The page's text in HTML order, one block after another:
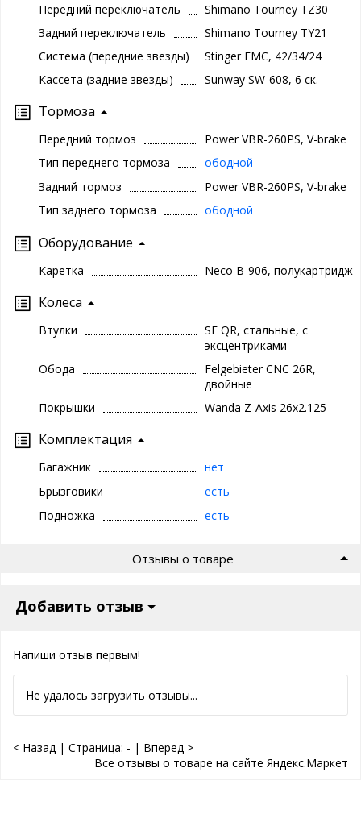
Передний переключатель
Shimano Tourney TZ30
Задний переключатель
Shimano Tourney TY21
Система (передние звезды)
Stinger FMC, 42/34/24
Кассета (задние звезды)
Sunway SW-608, 6 ск.
Тормоза
Передний тормоз
Power VBR-260PS, V-brake
Тип переднего тормоза
ободной
Задний тормоз
Power VBR-260PS, V-brake
Тип заднего тормоза
ободной
Оборудование
Каретка Neco B-906, полукартридж
Колеса
Втулки
SF QR, стальные, с
эксцентриками
Обода
Felgebieter CNC 26R,
двойные
Покрышки
Wanda Z-Axis 26x2.125
Комплектация
Багажник
нет
Брызговики
есть
Подножка
есть
Отзывы о товаре
Добавить отзыв
Напиши отзыв первым!
Не удалось загрузить отзывы...
< Назад | Страница: - | Вперед >
Все отзывы о товаре на сайте Яндекс.Маркет